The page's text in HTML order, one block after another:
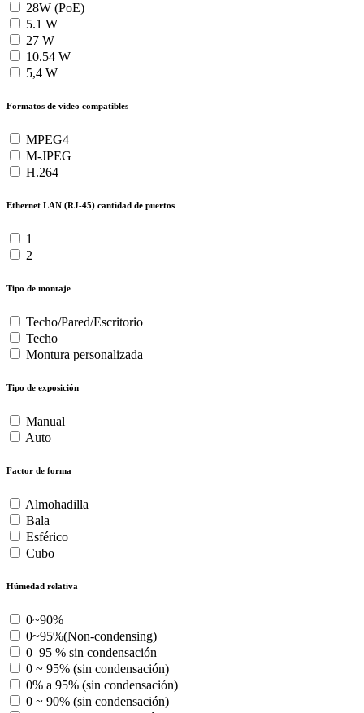
28W (PoE)
5.1 W
27 W
10.54 W
5,4 W
Formatos de vídeo compatibles
MPEG4
M-JPEG
H.264
Ethernet LAN (RJ-45) cantidad de puertos
1
2
Tipo de montaje
Techo/Pared/Escritorio
Techo
Montura personalizada
Tipo de exposición
Manual
Auto
Factor de forma
Almohadilla
Bala
Esférico
Cubo
Húmedad relativa
0~90%
0~95%(Non-condensing)
0–95 % sin condensación
0 ~ 95% (sin condensación)
0% a 95% (sin condensación)
0 ~ 90% (sin condensación)